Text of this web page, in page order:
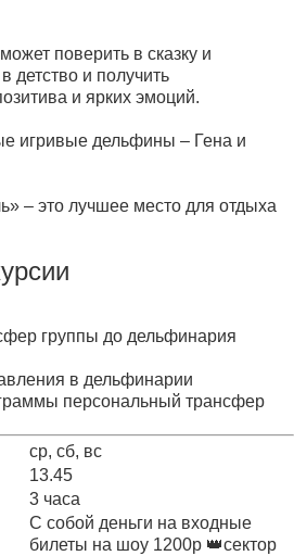
поверить в сказку и
детство и получить
и ярких эмоций.
игривые дельфины – Гена и
– это лучшее место для отдыха
группы до дельфинария
в дельфинарии
персональный трансфер
ср, сб, вс
13.45
3 часа
С собой деньги на входные
билеты на шоу 1200р 👑сектор